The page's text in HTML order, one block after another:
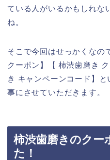
ている人がいるかもしれな
ね。
そこで今回はせっかくなの
クーポン】【 柿渋歯磨き
き キャンペーンコード】
事にさせていただきます。
柿渋歯磨きのクー
た！